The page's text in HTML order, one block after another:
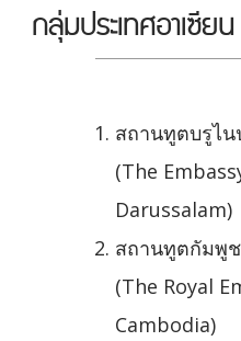
กลุ่มประเทศอาเซีย
สถานทูตบรูไน
(The
Darussalam)
สถานทูตกัมพูช
(The Royal
Cambodia)